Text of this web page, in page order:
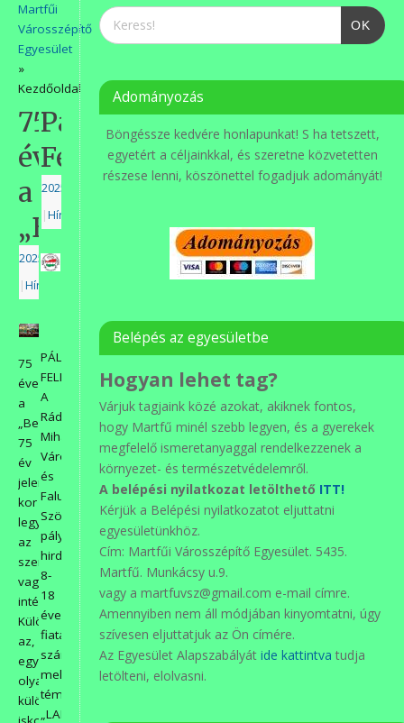
Martfűi
Városszépítő
Egyesület
»
Kezdőoldal
75
éves
a
„Beniczky”!
2025.12.05.
|Hírek
75
éves
a
„Beniczky”!
75
év
jelentős
kor
legyen
az
személy,
vagy
intézmény.
Különösen
az,
egy
olyan
különleges
Pályázati
Felhívás
2025.11.28.
|Hírek
PÁLYÁZATI
FELHÍVÁS
A
Ráday
Mihály
Város-
és
Faluvédő
Szövetség
pályázatot
hirdet
8-
18
éves
fiatalok
számára,
melynek
témái:
„LAKÓHELYEM,
OK
Adományozás
Böngéssze kedvére honlapunkat! S ha tetszett,
egyetért a céljainkkal, és szeretne közvetetten
részese lenni, köszönettel fogadjuk adományát!
Belépés az egyesületbe
Hogyan lehet tag?
Várjuk tagjaink közé azokat, akiknek fontos,
hogy Martfű minél szebb legyen, és a gyerekek
megfelelő ismeretanyaggal rendelkezzenek a
környezet- és természetvédelemről.
A belépési nyilatkozat letölthető ITT!
Kérjük a Belépési nyilatkozatot eljuttatni
egyesületünkhöz.
Cím: Martfűi Városszépítő Egyesület. 5435.
Martfű. Munkácsy u.9.
vagy a martfuvsz@gmail.com e-mail címre.
Amennyiben nem áll módjában kinyomtatni, úgy
szívesen eljuttatjuk az Ön címére.
Az Egyesület Alapszabályát ide kattintva tudja
letölteni, elolvasni.